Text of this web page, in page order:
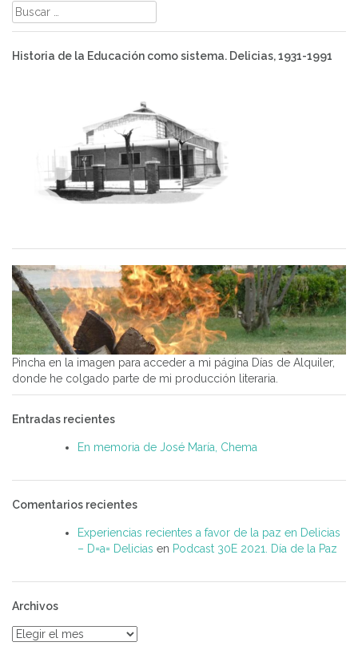
Buscar:
Historia de la Educación como sistema. Delicias, 1931-1991
Pincha en la imagen para acceder a mi página Días de Alquiler,
donde he colgado parte de mi producción literaria.
Entradas recientes
En memoria de José María, Chema
Comentarios recientes
Experiencias recientes a favor de la paz en Delicias
– D=a= Delicias en Podcast 30E 2021. Día de la Paz
Archivos
Archivos